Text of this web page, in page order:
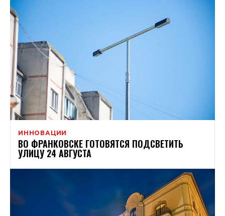
ИННОВАЦИИ
ВО ФРАНКОВСКЕ ГОТОВЯТСЯ ПОДСВЕТИТЬ
УЛИЦУ 24 АВГУСТА